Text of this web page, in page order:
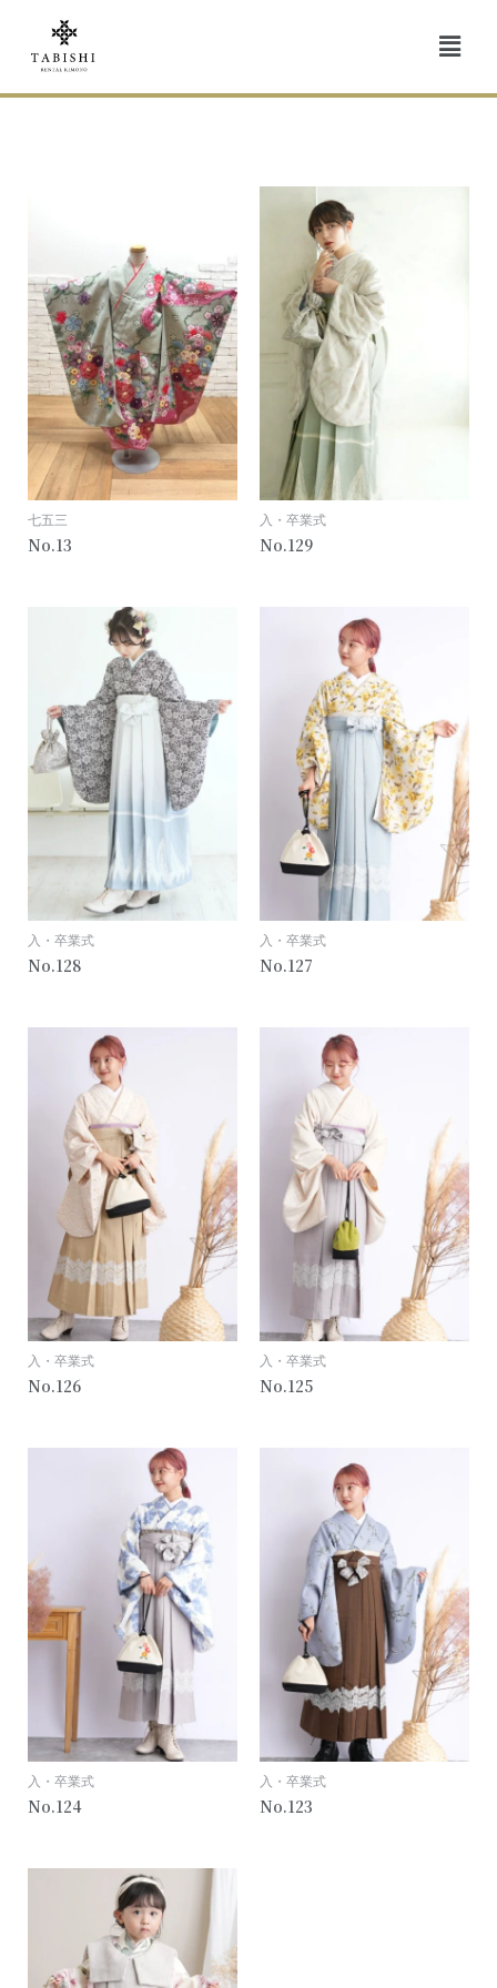
七五三
13
入・卒業式
129
入・卒業式
128
入・卒業式
127
入・卒業式
126
入・卒業式
125
入・卒業式
124
入・卒業式
123